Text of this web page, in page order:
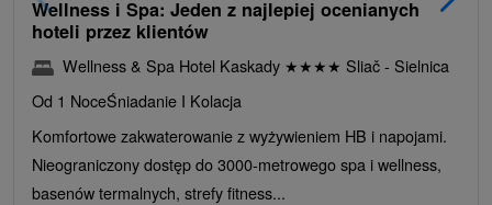
Wellness i Spa: Jeden z najlepiej ocenianych
hoteli przez klientów
Wellness & Spa Hotel Kaskady ★★★★ Sliač - Sielnica
Od 1 NoceŚniadanie I Kolacja
Komfortowe zakwaterowanie z wyżywieniem HB i napojami.
Nieograniczony dostęp do 3000-metrowego spa i wellness,
basenów termalnych, strefy fitness...